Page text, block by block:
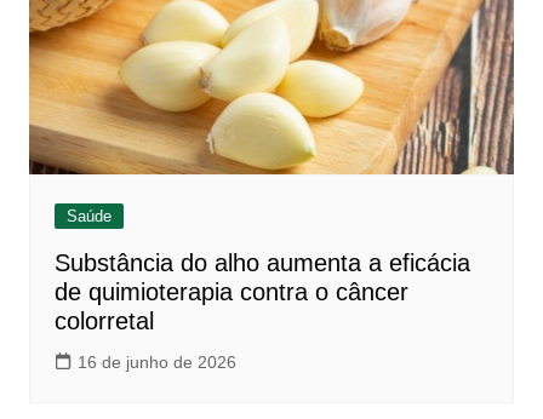
Saúde
Substância do alho aumenta a eficácia
de quimioterapia contra o câncer
colorretal
16 de junho de 2026